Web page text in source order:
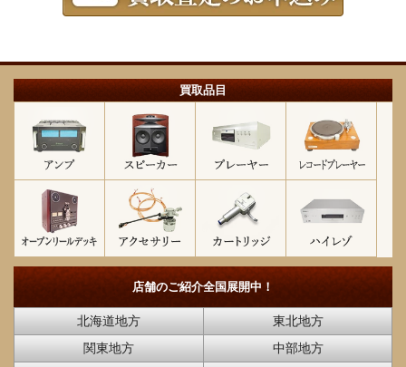
買取品目
店舗のご紹介全国展開中！
北海道地方
東北地方
関東地方
中部地方